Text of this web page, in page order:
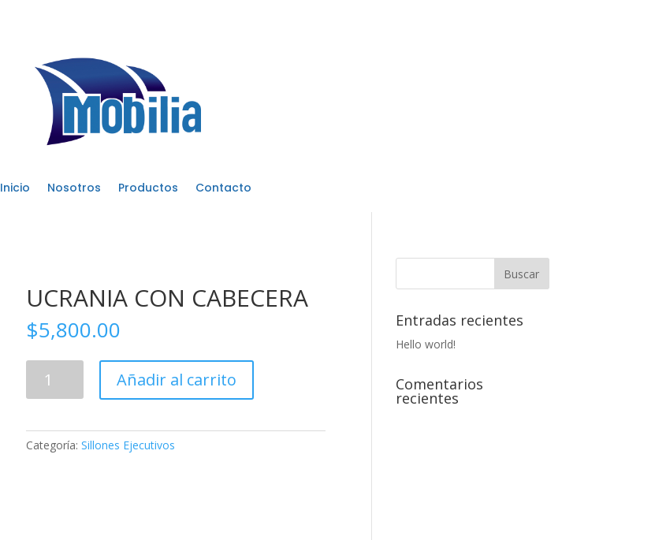
Inicio Nosotros Productos Contacto
UCRANIA CON CABECERA
$5,800.00
CON
Añadir al carrito
Categoría:Sillones Ejecutivos
Entradas recientes
Hello world!
Comentarios
recientes